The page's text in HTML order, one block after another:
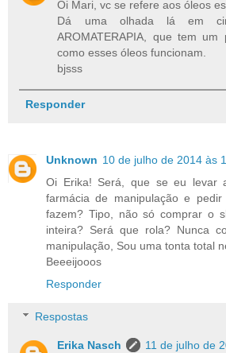
Oi Mari, vc se refere aos óleos
Dá uma olhada lá em
AROMATERAPIA, que tem
como esses óleos funcionam.
bjsss
Responder
Unknown 10 de julho de 2014 às
Oi Erika! Será, que se eu levar
farmácia de manipulação e
fazem? Tipo, não só comprar o
inteira? Será que rola? Nunca
manipulação, Sou uma tonta total
Beeeijooos
Responder
Respostas
Erika Nasch
11 de julho de